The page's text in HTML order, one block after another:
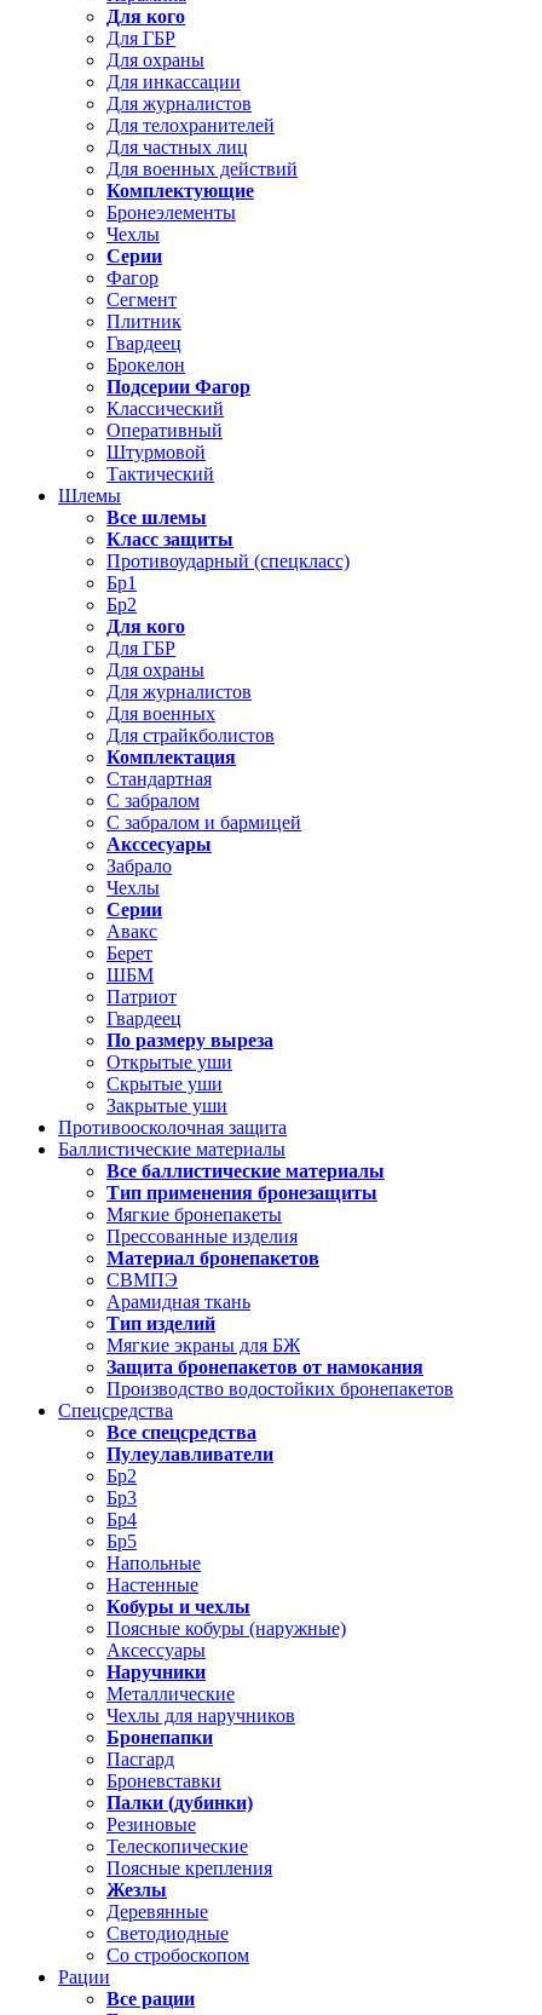
Для кого
Для ГБР
Для охраны
Для инкассации
Для журналистов
Для телохранителей
Для частных лиц
Для военных действий
Комплектующие
Бронеэлементы
Чехлы
Серии
Фагор
Сегмент
Плитник
Гвардеец
Брокелон
Подсерии Фагор
Классический
Оперативный
Штурмовой
Тактический
Шлемы
Все шлемы
Класс защиты
Противоударный (спецкласс)
Бр1
Бр2
Для кого
Для ГБР
Для охраны
Для журналистов
Для военных
Для страйкболистов
Комплектация
Стандартная
С забралом
С забралом и бармицей
Акссесуары
Забрало
Чехлы
Серии
Авакс
Берет
ШБМ
Патриот
Гвардеец
По размеру выреза
Открытые уши
Скрытые уши
Закрытые уши
Противоосколочная защита
Баллистические материалы
Все баллистические материалы
Тип применения бронезащиты
Мягкие бронепакеты
Прессованные изделия
Материал бронепакетов
СВМПЭ
Арамидная ткань
Тип изделий
Мягкие экраны для БЖ
Защита бронепакетов от намокания
Производство водостойких бронепакетов
Спецсредства
Все спецсредства
Пулеулавливатели
Бр2
Бр3
Бр4
Бр5
Напольные
Настенные
Кобуры и чехлы
Поясные кобуры (наружные)
Аксессуары
Наручники
Металлические
Чехлы для наручников
Бронепапки
Пасгард
Броневставки
Палки (дубинки)
Резиновые
Телескопические
Поясные крепления
Жезлы
Деревянные
Светодиодные
Со стробоскопом
Рации
Все рации